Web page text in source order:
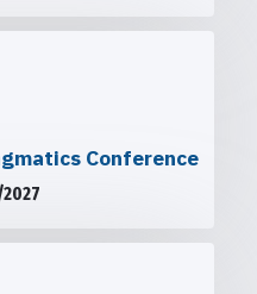
Conference